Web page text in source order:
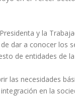
y la
dar a conocer los
de entidades de
las necesidades
en la